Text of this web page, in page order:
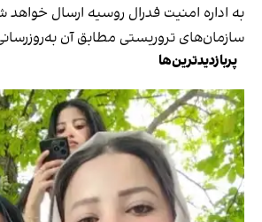
به اداره امنیت فدرال روسیه ارسال
سازمان‌های تروریستی مطابق آن
پربازدیدترین‌ها